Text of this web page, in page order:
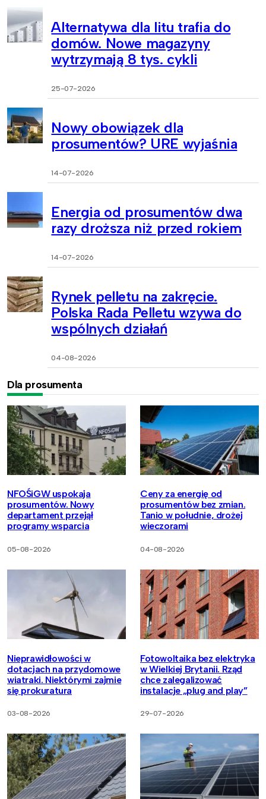
Alternatywa dla litu trafia do
domów. Nowe magazyny
wytrzymają 8 tys. cykli
25-07-2026
Nowy obowiązek dla
prosumentów? URE wyjaśnia
14-07-2026
Energia od prosumentów dwa
razy droższa niż przed rokiem
14-07-2026
Rynek pelletu na zakręcie.
Polska Rada Pelletu wzywa do
wspólnych działań
04-08-2026
Dla prosumenta
NFOŚiGW uspokaja
prosumentów. Nowy
departament przejął
programy wsparcia
05-08-2026
Ceny za energię od
prosumentów bez zmian.
Tanio w południe, drożej
wieczorami
04-08-2026
Nieprawidłowości w
dotacjach na przydomowe
wiatraki. Niektórymi zajmie
się prokuratura
03-08-2026
Fotowoltaika bez elektryka
w Wielkiej Brytanii. Rząd
chce zalegalizować
instalacje „plug and play”
29-07-2026